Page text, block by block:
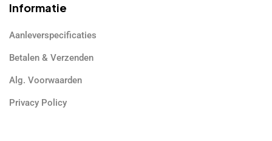
Informatie
Aanleverspecificaties
Betalen & Verzenden
Alg. Voorwaarden
Privacy Policy